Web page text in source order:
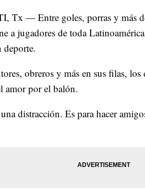
Tx — Entre goles, porras y más
a jugadores de toda
deporte.
obreros y más en sus filas,
amor por el balón.
distracción. Es para hacer